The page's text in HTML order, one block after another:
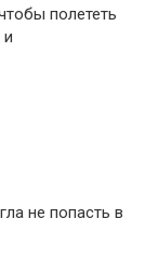
полететь
и
не попасть в